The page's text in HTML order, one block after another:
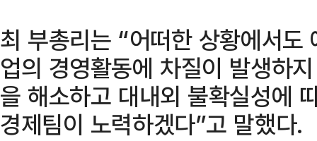
최 부총리는 “어떠한 상황에서도
업의 경영활동에 차질이 발생하
을 해소하고 대내외 불확실성에
경제팀이 노력하겠다”고 말했다.